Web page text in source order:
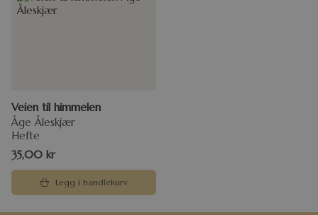
Veien til himmelen
Åge Åleskjær
Hefte
35,00 kr
Legg i handlekurv